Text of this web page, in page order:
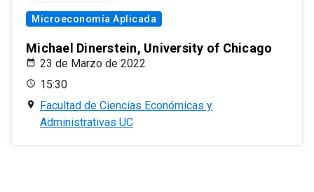
Microeconomía Aplicada
Michael Dinerstein, University of Chicago
23 de Marzo de 2022
15:30
Facultad de Ciencias Económicas y
Administrativas UC